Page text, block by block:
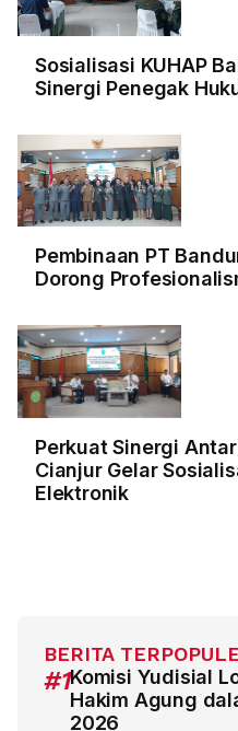
Sosialisasi KUHAP
Sinergi Penegak
Pembinaan PT
Dorong
Perkuat Sinergi
Cianjur Gelar
Elektronik
BERITA
#1Komisi Yudisial
Hakim Agung
2026